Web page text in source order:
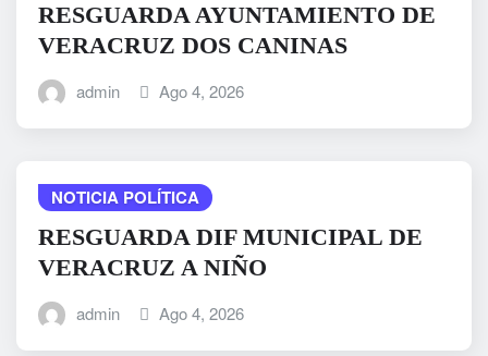
RESGUARDA AYUNTAMIENTO DE
VERACRUZ DOS CANINAS
admin Ago 4, 2026
NOTICIA POLÍTICA
RESGUARDA DIF MUNICIPAL DE
VERACRUZ A NIÑO
admin Ago 4, 2026